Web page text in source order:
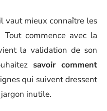
vaut mieux connaître les
commence avec la
la validation de son
savoir comment
qui suivent dressent
inutile.